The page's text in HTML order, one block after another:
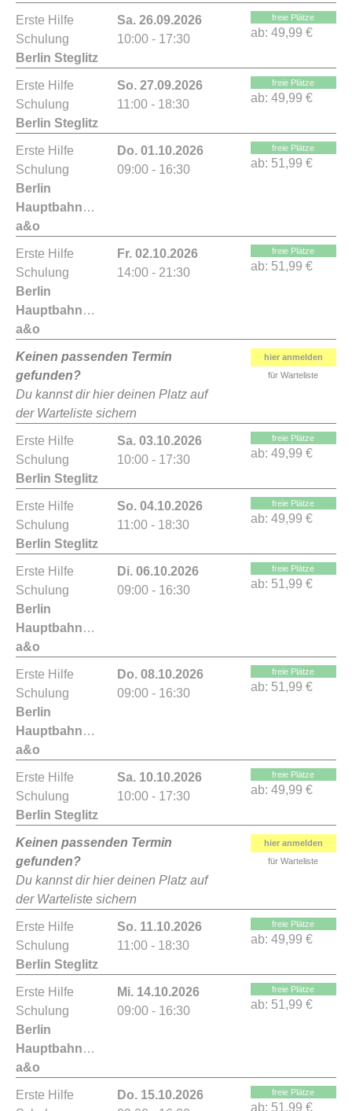
Erste Hilfe
Schulung
Berlin Steglitz
Sa. 26.09.2026
10:00 - 17:30
freie Plätze
ab: 49,99 €
Erste Hilfe
Schulung
Berlin Steglitz
So. 27.09.2026
11:00 - 18:30
freie Plätze
ab: 49,99 €
Erste Hilfe
Schulung
Berlin
Hauptbahnhof
a&o
Do. 01.10.2026
09:00 - 16:30
freie Plätze
ab: 51,99 €
Erste Hilfe
Schulung
Berlin
Hauptbahnhof
a&o
Fr. 02.10.2026
14:00 - 21:30
freie Plätze
ab: 51,99 €
Keinen passenden Termin
gefunden?
Du kannst dir hier deinen Platz auf
der Warteliste sichern
hier anmelden
für Warteliste
Erste Hilfe
Schulung
Berlin Steglitz
Sa. 03.10.2026
10:00 - 17:30
freie Plätze
ab: 49,99 €
Erste Hilfe
Schulung
Berlin Steglitz
So. 04.10.2026
11:00 - 18:30
freie Plätze
ab: 49,99 €
Erste Hilfe
Schulung
Berlin
Hauptbahnhof
a&o
Di. 06.10.2026
09:00 - 16:30
freie Plätze
ab: 51,99 €
Erste Hilfe
Schulung
Berlin
Hauptbahnhof
a&o
Do. 08.10.2026
09:00 - 16:30
freie Plätze
ab: 51,99 €
Erste Hilfe
Schulung
Berlin Steglitz
Sa. 10.10.2026
10:00 - 17:30
freie Plätze
ab: 49,99 €
Keinen passenden Termin
gefunden?
Du kannst dir hier deinen Platz auf
der Warteliste sichern
hier anmelden
für Warteliste
Erste Hilfe
Schulung
Berlin Steglitz
So. 11.10.2026
11:00 - 18:30
freie Plätze
ab: 49,99 €
Erste Hilfe
Schulung
Berlin
Hauptbahnhof
a&o
Mi. 14.10.2026
09:00 - 16:30
freie Plätze
ab: 51,99 €
Erste Hilfe
Do. 15.10.2026
freie Plätze
ab: 51,99 €